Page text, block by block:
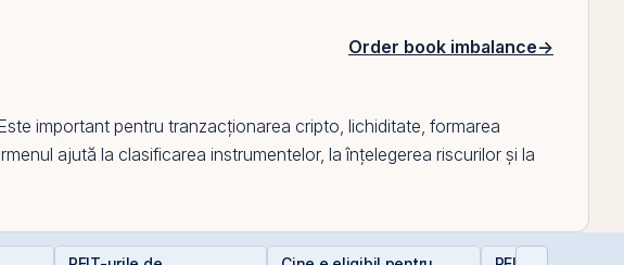
Order book imbalance→
important pentru tranzacționarea cripto, lichiditate, formarea
ajută la clasificarea instrumentelor, la înțelegerea riscurilor și la